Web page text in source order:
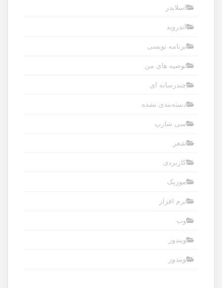
اسلایدر
اندروید
برنامه نویسی
توصیه های من
چندرسانه ای
دسته‌بندی نشده
سی شارپ
شعر
کاربردی
موزیک
نرم افزار
وب
ویندوز
ویندوز